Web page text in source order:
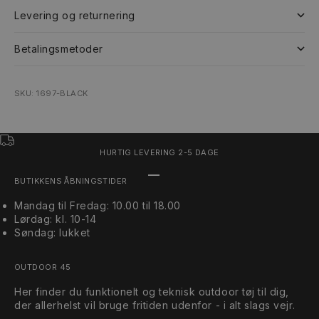
Levering og returnering
Betalingsmetoder
SKU: 1697-BLACK
HURTIG LEVERING 2-5 DAGE
BUTIKKENS ÅBNINGSTIDER
Mandag til Fredag: 10.00 til 18.00
Lørdag: kl. 10-14
Søndag: lukket
OUTDOOR 45
Her finder du funktionelt og teknisk outdoor tøj til dig,
der allerhelst vil bruge fritiden udenfor - i alt slags vejr.